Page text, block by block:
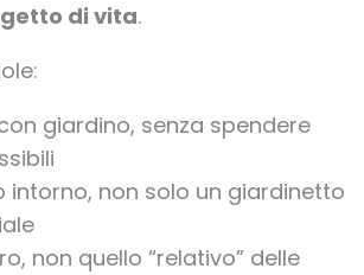
di vita.
giardino, senza spendere
intorno, non solo un giardinetto
non quello “relativo” delle